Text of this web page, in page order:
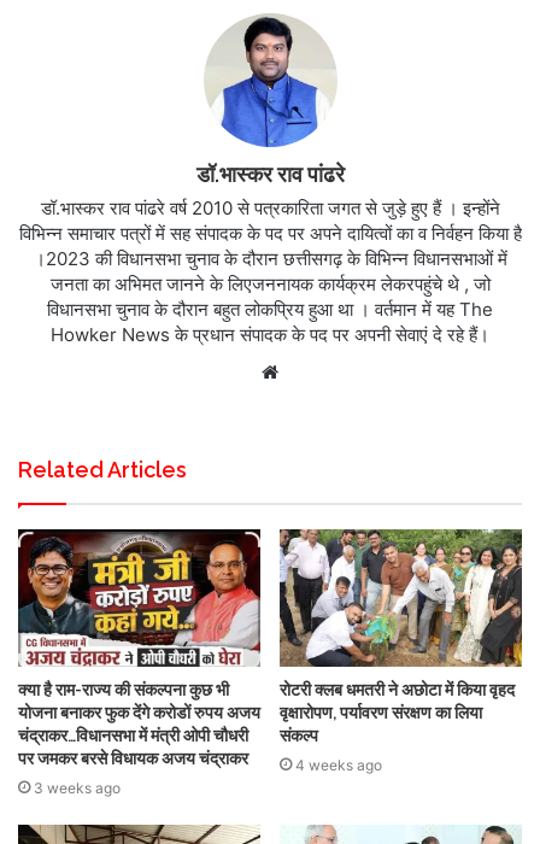
डॉ.भास्कर राव पांढरे
डॉ.भास्कर राव पांढरे वर्ष 2010 से पत्रकारिता जगत से जुड़े हुए हैं । इन्होंने
विभिन्न समाचार पत्रों में सह संपादक के पद पर अपने दायित्वों का व निर्वहन किया है
।2023 की विधानसभा चुनाव के दौरान छत्तीसगढ़ के विभिन्न विधानसभाओं में
जनता का अभिमत जानने के लिएजननायक कार्यक्रम लेकरपहुंचे थे , जो
विधानसभा चुनाव के दौरान बहुत लोकप्रिय हुआ था । वर्तमान में यह The
Howker News के प्रधान संपादक के पद पर अपनी सेवाएं दे रहे हैं।
Website
Related Articles
क्या है राम-राज्य की संकल्पना कुछ भी
योजना बनाकर फुक देंगे करोडों रुपय अजय
चंद्राकर…विधानसभा में मंत्री ओपी चौधरी
पर जमकर बरसे विधायक अजय चंद्राकर
3 weeks ago
रोटरी क्लब धमतरी ने अछोटा में किया वृहद
वृक्षारोपण, पर्यावरण संरक्षण का लिया
संकल्प
4 weeks ago